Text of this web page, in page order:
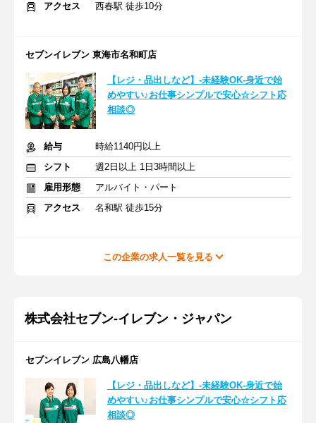
アクセス
西春駅 徒歩10分
セブンイレブン 東海市名和町店
【レジ・品出しなど】-未経験OK-身近で始
めやすい♪お仕事シンプルで安心☆シフト応
相談◎
給与
時給1140円以上
シフト
週2日以上 1日3時間以上
雇用形態
アルバイト・パート
アクセス
名和駅 徒歩15分
この企業の求人一覧を見る
株式会社セブン-イレブン・ジャパン
セブンイレブン 広島八幡店
【レジ・品出しなど】-未経験OK-身近で始
めやすい♪お仕事シンプルで安心☆シフト応
相談◎